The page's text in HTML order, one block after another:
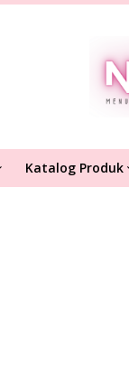
Katalog Produk